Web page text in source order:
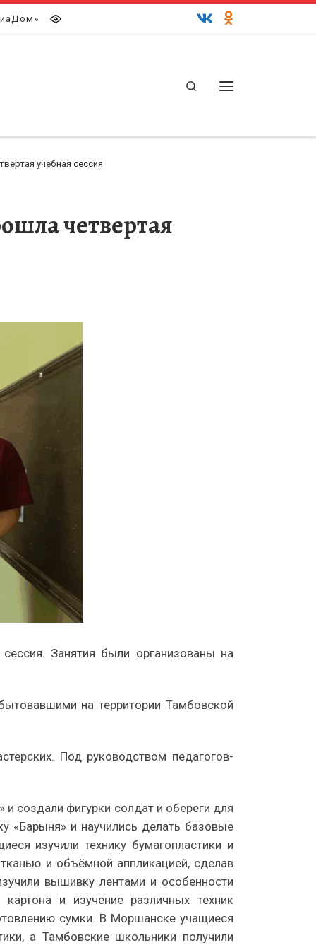
Search
учебная сессия
четвертая
Занятия были организованы на
на территории Тамбовской
Под руководством педагогов-
создали фигурки солдат и обереги для
«Барыня» и научились делать базовые
изучили технику бумагопластики и
и объёмной аппликацией, сделав
вышивку лентами и особенности
и изучение различных техник
сумки. В Моршанске учащиеся
а Тамбовские школьники получили